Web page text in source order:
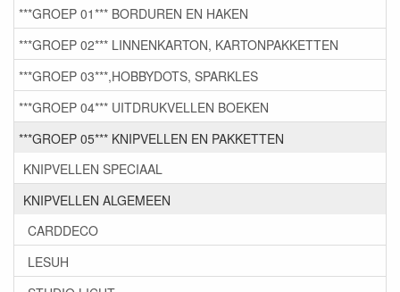
***GROEP 01*** BORDUREN EN HAKEN
***GROEP 02*** LINNENKARTON, KARTONPAKKETTEN
***GROEP 03***,HOBBYDOTS, SPARKLES
***GROEP 04*** UITDRUKVELLEN BOEKEN
***GROEP 05*** KNIPVELLEN EN PAKKETTEN
KNIPVELLEN SPECIAAL
KNIPVELLEN ALGEMEEN
CARDDECO
LESUH